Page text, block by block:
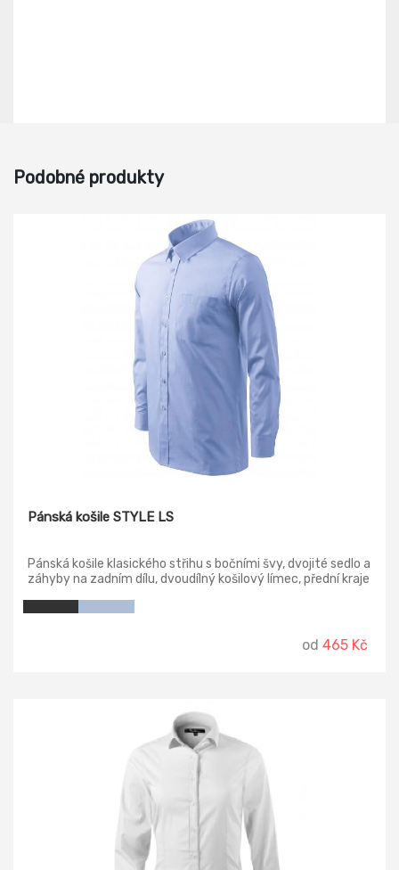
Podobné produkty
Pánská košile STYLE LS
Pánská košile klasického střihu s bočními švy, dvojité sedlo a
záhyby na zadním dílu, dvoudílný košilový límec, přední kraje
od 465 Kč